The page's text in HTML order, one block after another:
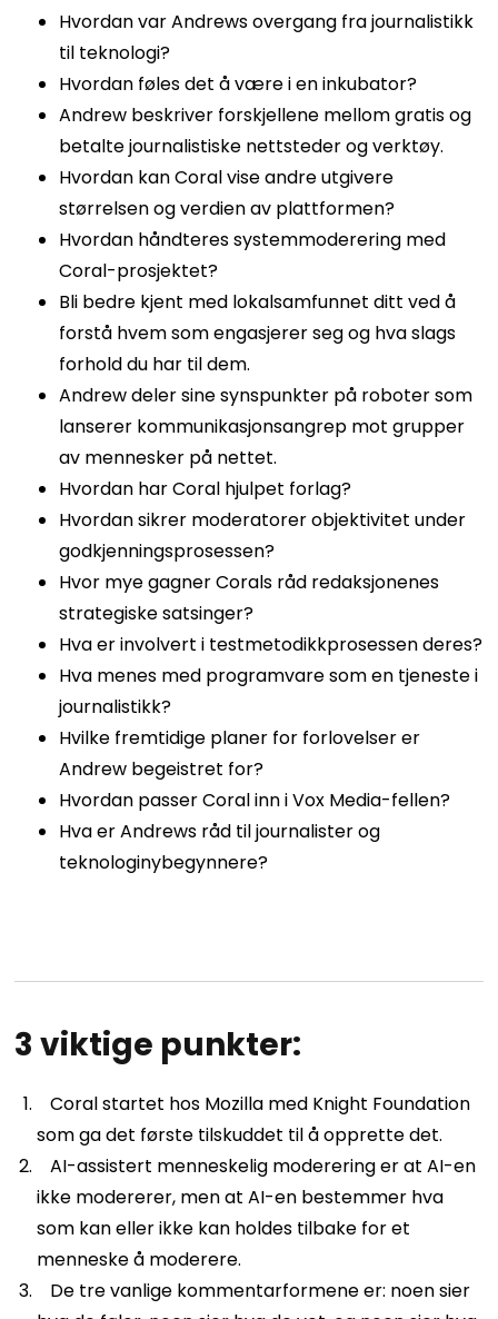
Hvordan var Andrews overgang fra journalistikk
til teknologi?
Hvordan føles det å være i en inkubator?
Andrew beskriver forskjellene mellom gratis og
betalte journalistiske nettsteder og verktøy.
Hvordan kan Coral vise andre utgivere
størrelsen og verdien av plattformen?
Hvordan håndteres systemmoderering med
Coral-prosjektet?
Bli bedre kjent med lokalsamfunnet ditt ved å
forstå hvem som engasjerer seg og hva slags
forhold du har til dem.
Andrew deler sine synspunkter på roboter som
lanserer kommunikasjonsangrep mot grupper
av mennesker på nettet.
Hvordan har Coral hjulpet forlag?
Hvordan sikrer moderatorer objektivitet under
godkjenningsprosessen?
Hvor mye gagner Corals råd redaksjonenes
strategiske satsinger?
Hva er involvert i testmetodikkprosessen deres?
Hva menes med programvare som en tjeneste i
journalistikk?
Hvilke fremtidige planer for forlovelser er
Andrew begeistret for?
Hvordan passer Coral inn i Vox Media-fellen?
Hva er Andrews råd til journalister og
teknologinybegynnere?
3 viktige punkter:
Coral startet hos Mozilla med Knight Foundation
som ga det første tilskuddet til å opprette det.
AI-assistert menneskelig moderering er at AI-en
ikke modererer, men at AI-en bestemmer hva
som kan eller ikke kan holdes tilbake for et
menneske å moderere.
De tre vanlige kommentarformene er: noen sier